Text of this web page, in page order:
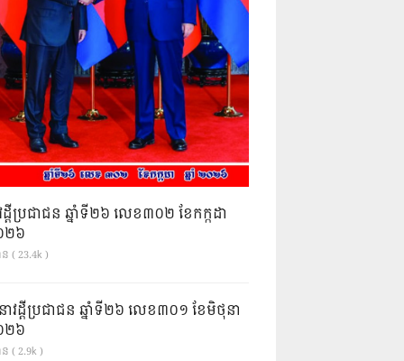
តីប្រជាជន ឆ្នាំទី២៦ លេខ៣០២ ខែកក្កដា
២៦
( 23.4k )
វដ្ដីប្រជាជន ឆ្នាំទី២៦ លេខ៣០១ ខែមិថុនា
២៦
( 2.9k )